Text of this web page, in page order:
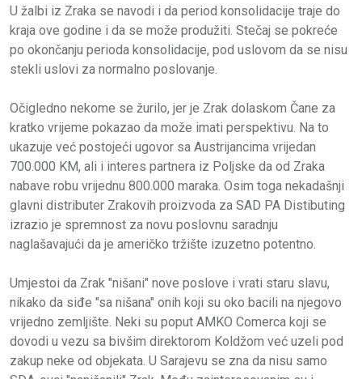
U žalbi iz Zraka se navodi i da period konsolidacije traje do
kraja ove godine i da se može produžiti. Stečaj se pokreće
po okončanju perioda konsolidacije, pod uslovom da se nisu
stekli uslovi za normalno poslovanje.
Očigledno nekome se žurilo, jer je Zrak dolaskom Čane za
kratko vrijeme pokazao da može imati perspektivu. Na to
ukazuje već postojeći ugovor sa Austrijancima vrijedan
700.000 KM, ali i interes partnera iz Poljske da od Zraka
nabave robu vrijednu 800.000 maraka. Osim toga nekadašnji
glavni distributer Zrakovih proizvoda za SAD PA Distibuting
izrazio je spremnost za novu poslovnu saradnju
naglašavajući da je američko tržište izuzetno potentno.
Umjestoi da Zrak "nišani" nove poslove i vrati staru slavu,
nikako da siđe "sa nišana" onih koji su oko bacili na njegovo
vrijedno zemljište. Neki su poput AMKO Comerca koji se
dovodi u vezu sa bivšim direktorom Koldžom već uzeli pod
zakup neke od objekata. U Sarajevu se zna da nisu samo